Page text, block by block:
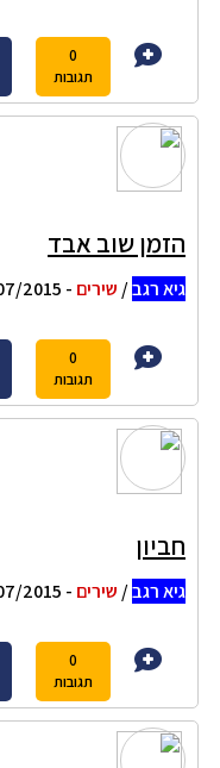
0
תגובות
הזמן שוב אבד
גיא רגב/ שירים - 08/07/2015 06:46
0
תגובות
חביון
גיא רגב/ שירים - 06/07/2015 22:32
0
תגובות